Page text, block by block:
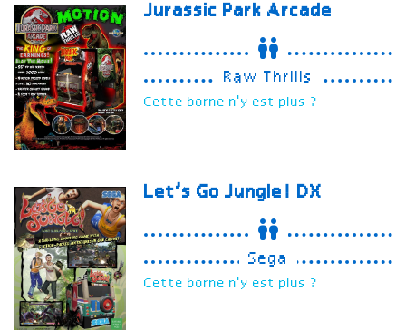
Jurassic Park Arcade
Raw Thrills
Cette borne n'y est plus ?
Let’s Go Jungle!DX
Sega
Cette borne n'y est plus ?